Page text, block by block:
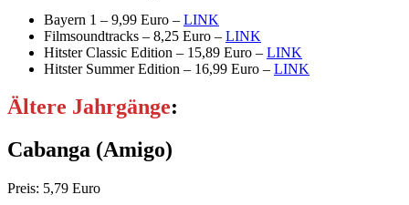
Bayern 1 – 9,99 Euro – LINK
Filmsoundtracks – 8,25 Euro – LINK
Hitster Classic Edition – 15,89 Euro – LINK
Hitster Summer Edition – 16,99 Euro – LINK
Ältere Jahrgänge:
Cabanga (Amigo)
Preis: 5,79 Euro